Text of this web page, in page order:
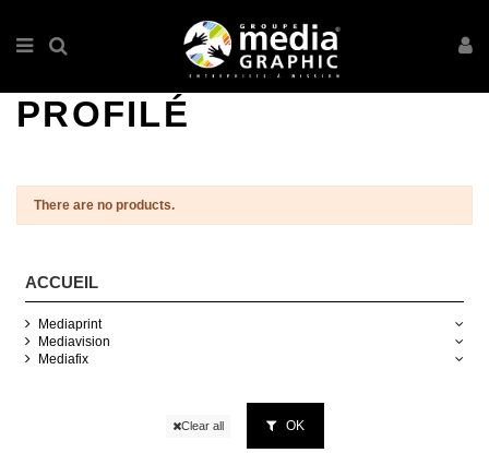
PROFILÉ
There are no products.
ACCUEIL
Mediaprint
Mediavision
Mediafix
Clear all OK